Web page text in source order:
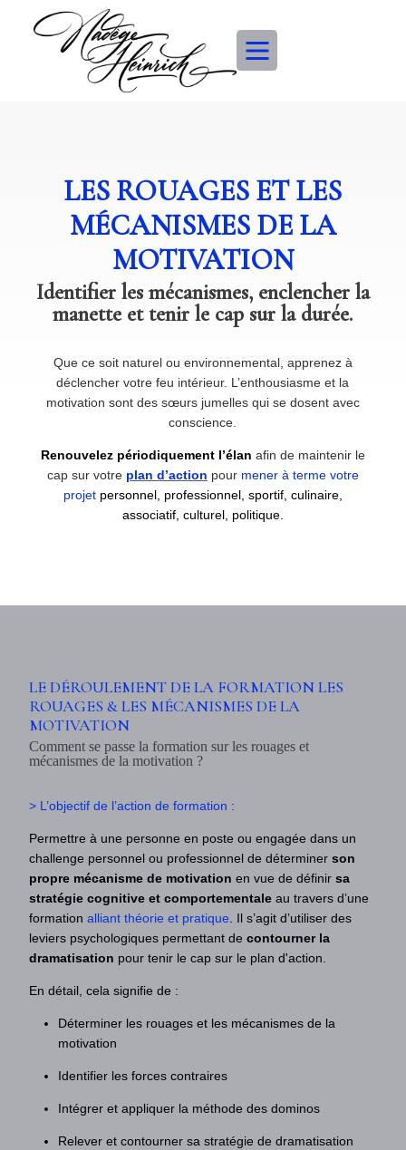
LES ROUAGES ET LES
MÉCANISMES DE LA
MOTIVATION
Identifier les mécanismes, enclencher la
manette et tenir le cap sur la durée.
Que ce soit naturel ou environnemental, apprenez à
déclencher votre feu intérieur. L’enthousiasme et la
motivation sont des sœurs jumelles qui se dosent avec
conscience.
Renouvelez périodiquement l’élan afin de maintenir le
cap sur votre plan d’action pourmener à terme votre
projetpersonnel, professionnel, sportif, culinaire,
associatif, culturel, politique.
LE DÉROULEMENT DE LA FORMATION LES
ROUAGES & LES MÉCANISMES DE LA
MOTIVATION
Comment se passe la formation sur les rouages et
mécanismes de la motivation ?
> L’objectif de l’action de formation :
Permettre à une personne en poste ou engagée dans un
challenge personnel ou professionnel de déterminer son
propre mécanisme de motivation en vue de définir sa
stratégie cognitive et comportementale au travers d’une
formation alliant théorie et pratique . Il s’agit d’utiliser des
leviers psychologiques permettant de contourner la
dramatisation pour tenir le cap sur le plan d'action.
En détail, cela signifie de :
Déterminer les rouages et les mécanismes de la
motivation
Identifier les forces contraires
Intégrer et appliquer la méthode des dominos
Relever et contourner sa stratégie de dramatisation